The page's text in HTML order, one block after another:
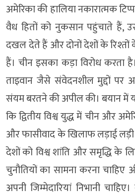
अमेरिका की हालिया नकारात्मक
वैध हितों को नुकसान पहुंचाते हैं,
दखल देते हैं और दोनों देशों के रिश्तों
हैं। चीन इसका कड़ा विरोध करता
ताइवान जैसे संवेदनशील मुद्दों पर
संयम बरतने की अपील की। बयान में
कि द्वितीय विश्व युद्ध में चीन और
और फासीवाद के खिलाफ लड़ाई लड़ी
देशों को विश्व शांति और समृद्धि के
चुनौतियों का सामना करना
अपनी जिम्मेदारियां निभानी